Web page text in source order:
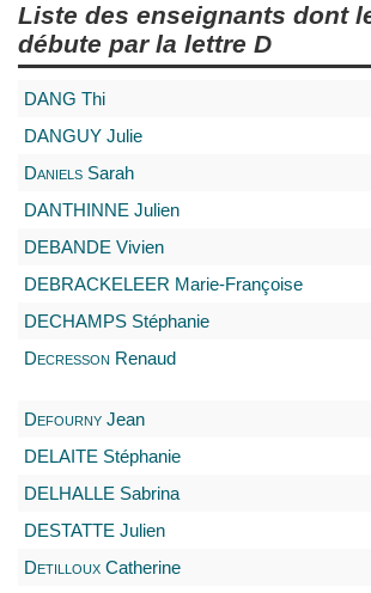
Liste des enseignants dont
débute par la lettre D
DANG Thi
DANGUY Julie
Daniels Sarah
DANTHINNE Julien
DEBANDE Vivien
DEBRACKELEER Marie-Françoise
DECHAMPS Stéphanie
Decresson Renaud
Defourny Jean
DELAITE Stéphanie
DELHALLE Sabrina
DESTATTE Julien
Detilloux Catherine